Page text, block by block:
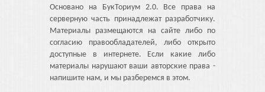
Основано на БукТориум 2.0. Все права на
серверную часть принадлежат разработчику.
Материалы размещаются на сайте либо по
согласию правообладателей, либо открыто
доступные в интернете. Если какие либо
материалы нарушают ваши авторские права -
напишите нам, и мы разберемся в этом.